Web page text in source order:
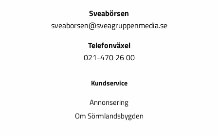
Sveabörsen
sveaborsen@sveagruppenmedia.se
Telefonväxel
021-470 26 00
Kundservice
Annonsering
Om Sörmlandsbygden